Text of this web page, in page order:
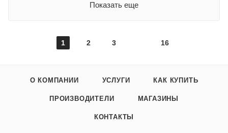
Показать еще
1 2 3 16
О КОМПАНИИ УСЛУГИ КАК КУПИТЬ
ПРОИЗВОДИТЕЛИ МАГАЗИНЫ
КОНТАКТЫ